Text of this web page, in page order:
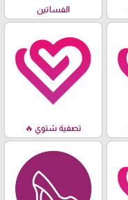
الفساتين
تصفية شتوي 🔥